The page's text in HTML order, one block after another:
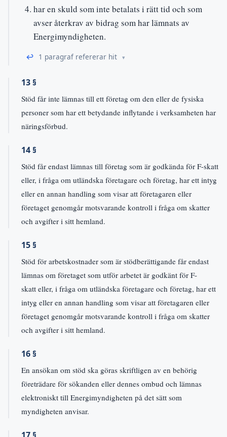
har en skuld som inte betalats i rätt tid och som
avser återkrav av bidrag som har lämnats av
Energimyndigheten.
↩ 1 paragraf refererar hit
13 §
Stöd får inte lämnas till ett företag om den eller de fysiska
personer som har ett betydande inflytande i verksamheten har
näringsförbud.
14 §
Stöd får endast lämnas till företag som är godkända för F-skatt
eller, i fråga om utländska företagare och företag, har ett intyg
eller en annan handling som visar att företagaren eller
företaget genomgår motsvarande kontroll i fråga om skatter
och avgifter i sitt hemland.
15 §
Stöd för arbetskostnader som är stödberättigande får endast
lämnas om företaget som utför arbetet är godkänt för F-
skatt eller, i fråga om utländska företagare och företag, har ett
intyg eller en annan handling som visar att företagaren eller
företaget genomgår motsvarande kontroll i fråga om skatter
och avgifter i sitt hemland.
16 §
En ansökan om stöd ska göras skriftligen av en behörig
företrädare för sökanden eller dennes ombud och lämnas
elektroniskt till Energimyndigheten på det sätt som
myndigheten anvisar.